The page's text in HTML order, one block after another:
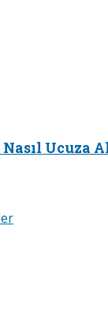
Ucuza